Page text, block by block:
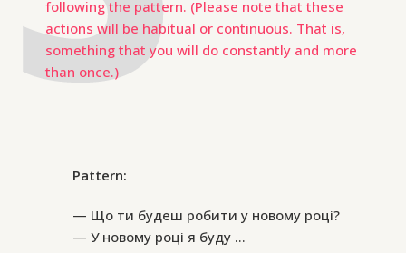
following the pattern. (Please note that these
actions will be habitual or continuous. That is,
something that you will do constantly and more
than once.)
Pattern:
Що ти будеш робити у новому році?
У новому році я буду …